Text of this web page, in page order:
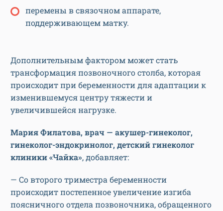
перемены в связочном аппарате,
поддерживающем матку.
Дополнительным фактором может стать
трансформация позвоночного столба, которая
происходит при беременности для адаптации к
изменившемуся центру тяжести и
увеличившейся нагрузке.
Мария Филатова, врач — акушер-гинеколог,
гинеколог-эндокринолог, детский гинеколог
клиники «Чайка», добавляет:
— Со второго триместра беременности
происходит постепенное увеличение изгиба
поясничного отдела позвоночника, обращенного